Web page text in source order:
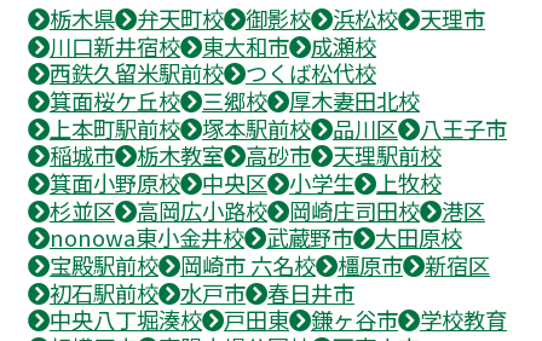
栃木県 弁天町校 御影校 浜松校
天理市
川口新井宿校
東大和市
成瀬校
西鉄久留米駅前校
つくば松代校
箕面桜ケ丘校
三郷校
厚木妻田北校
上本町駅前校
塚本駅前校 品川区
八王子市
稲城市
栃木教室 高砂市
天理駅前校
箕面小野原校
中央区 小学生
上牧校
杉並区
高岡広小路校 岡崎庄司田校
港区
nonowa東小金井校
武蔵野市
大田原校
宝殿駅前校
岡崎市 六名校 橿原市
新宿区
初石駅前校
水戸市
春日井市
中央八丁堀湊校
戸田東 鎌ヶ谷市
学校教育